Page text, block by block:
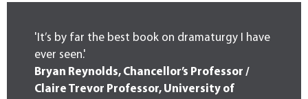
'It’s by far the best book on dramaturgy I have
ever seen.'
Bryan Reynolds, Chancellor’s Professor /
Claire Trevor Professor, University of